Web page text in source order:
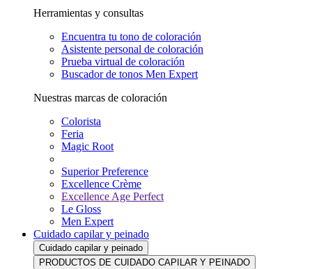
Herramientas y consultas
Encuentra tu tono de coloración
Asistente personal de coloración
Prueba virtual de coloración
Buscador de tonos Men Expert
Nuestras marcas de coloración
Colorista
Feria
Magic Root
Superior Preference
Excellence Crème
Excellence Age Perfect
Le Gloss
Men Expert
Cuidado capilar y peinado
Cuidado capilar y peinado
PRODUCTOS DE CUIDADO CAPILAR Y PEINADO